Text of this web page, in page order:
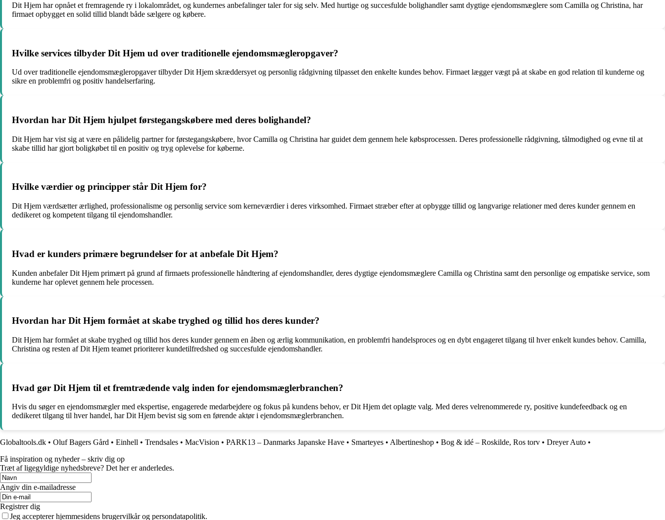
Dit Hjem har opnået et fremragende ry i lokalområdet, og kundernes anbefalinger taler for sig selv. Med hurtige og succesfulde bolighandler samt dygtige ejendomsmæglere som Camilla og Christina, har
firmaet opbygget en solid tillid blandt både sælgere og købere.
Hvilke services tilbyder Dit Hjem ud over traditionelle ejendomsmægleropgaver?
Ud over traditionelle ejendomsmægleropgaver tilbyder Dit Hjem skræddersyet og personlig rådgivning tilpasset den enkelte kundes behov. Firmaet lægger vægt på at skabe en god relation til kunderne og
sikre en problemfri og positiv handelserfaring.
Hvordan har Dit Hjem hjulpet førstegangskøbere med deres bolighandel?
Dit Hjem har vist sig at være en pålidelig partner for førstegangskøbere, hvor Camilla og Christina har guidet dem gennem hele købsprocessen. Deres professionelle rådgivning, tålmodighed og evne til at
skabe tillid har gjort boligkøbet til en positiv og tryg oplevelse for køberne.
Hvilke værdier og principper står Dit Hjem for?
Dit Hjem værdsætter ærlighed, professionalisme og personlig service som kerneværdier i deres virksomhed. Firmaet stræber efter at opbygge tillid og langvarige relationer med deres kunder gennem en
dedikeret og kompetent tilgang til ejendomshandler.
Hvad er kunders primære begrundelser for at anbefale Dit Hjem?
Kunden anbefaler Dit Hjem primært på grund af firmaets professionelle håndtering af ejendomshandler, deres dygtige ejendomsmæglere Camilla og Christina samt den personlige og empatiske service, som
kunderne har oplevet gennem hele processen.
Hvordan har Dit Hjem formået at skabe tryghed og tillid hos deres kunder?
Dit Hjem har formået at skabe tryghed og tillid hos deres kunder gennem en åben og ærlig kommunikation, en problemfri handelsproces og en dybt engageret tilgang til hver enkelt kundes behov. Camilla,
Christina og resten af Dit Hjem teamet prioriterer kundetilfredshed og succesfulde ejendomshandler.
Hvad gør Dit Hjem til et fremtrædende valg inden for ejendomsmæglerbranchen?
Hvis du søger en ejendomsmægler med ekspertise, engagerede medarbejdere og fokus på kundens behov, er Dit Hjem det oplagte valg. Med deres velrenommerede ry, positive kundefeedback og en
dedikeret tilgang til hver handel, har Dit Hjem bevist sig som en førende aktør i ejendomsmæglerbranchen.
Globaltools.dk • Oluf Bagers Gård • Einhell • Trendsales • MacVision • PARK13 – Danmarks Japanske Have • Smarteyes • Albertineshop • Bog & idé – Roskilde, Ros torv • Dreyer Auto •
Få inspiration og nyheder – skriv dig op
Træt af ligegyldige nyhedsbreve? Det her er anderledes.
Angiv din e-mailadresse
Registrer dig
Jeg accepterer hjemmesidens brugervilkår og persondatapolitik.